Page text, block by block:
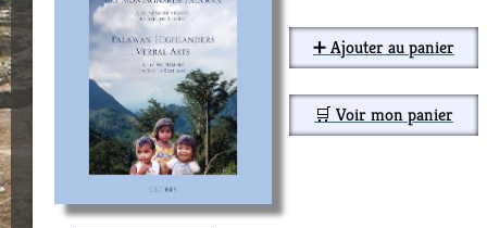
➕ Ajouter au panier
🛒 Voir mon panier